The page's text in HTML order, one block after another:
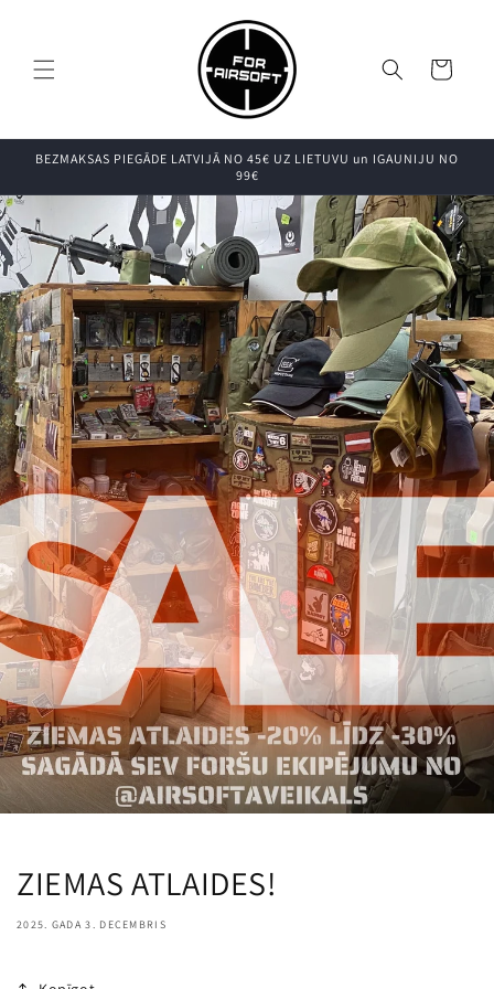
Grozs
BEZMAKSAS PIEGĀDE LATVIJĀ NO 45€ UZ LIETUVU un IGAUNIJU NO
99€
ZIEMAS ATLAIDES!
2025. GADA 3. DECEMBRIS